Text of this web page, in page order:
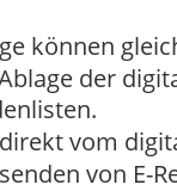
können
der
vom
von E-